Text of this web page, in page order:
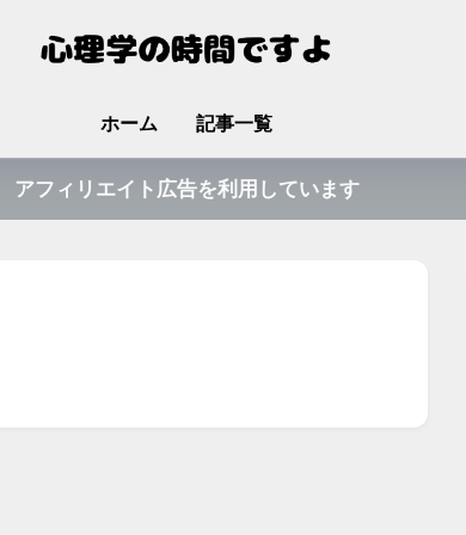
ホーム 記事一覧
アフィリエイト広告を利用しています